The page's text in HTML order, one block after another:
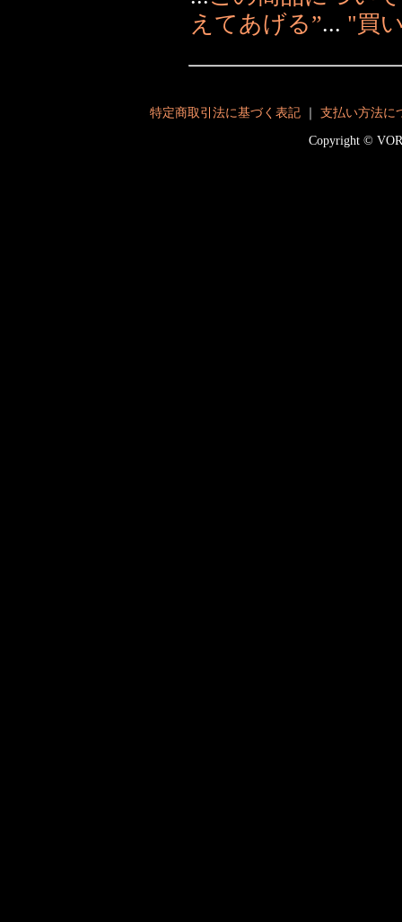
えてあげる”... "買
特定商取引法に基づく表記｜ 支払い方法に
Copyright ©